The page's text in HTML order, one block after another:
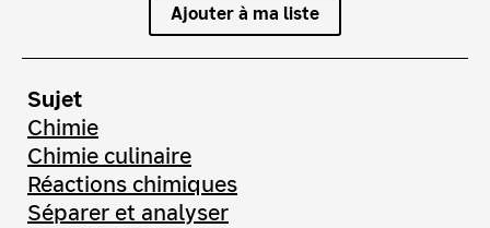
Ajouter à ma liste
Sujet
Chimie
Chimie culinaire
Réactions chimiques
Séparer et analyser